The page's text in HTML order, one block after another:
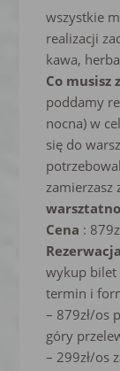
wszystkie
realizacji
kawa,
Co musisz
poddamy
nocna) w
się do
zamierzasz
Cena :
wykup bilet
termin i
– 879zł/os
góry
– 299zł/os